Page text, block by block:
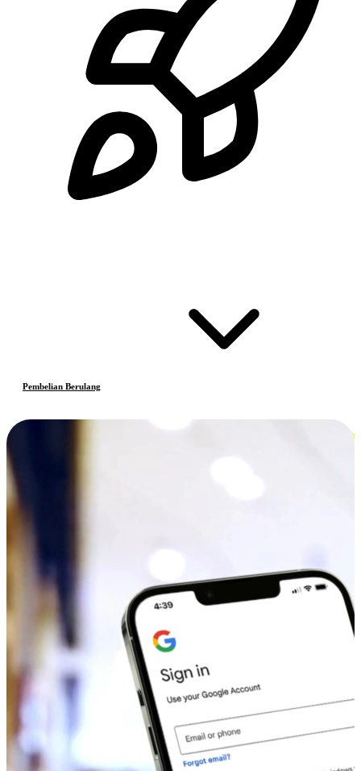
Pembelian Berulang